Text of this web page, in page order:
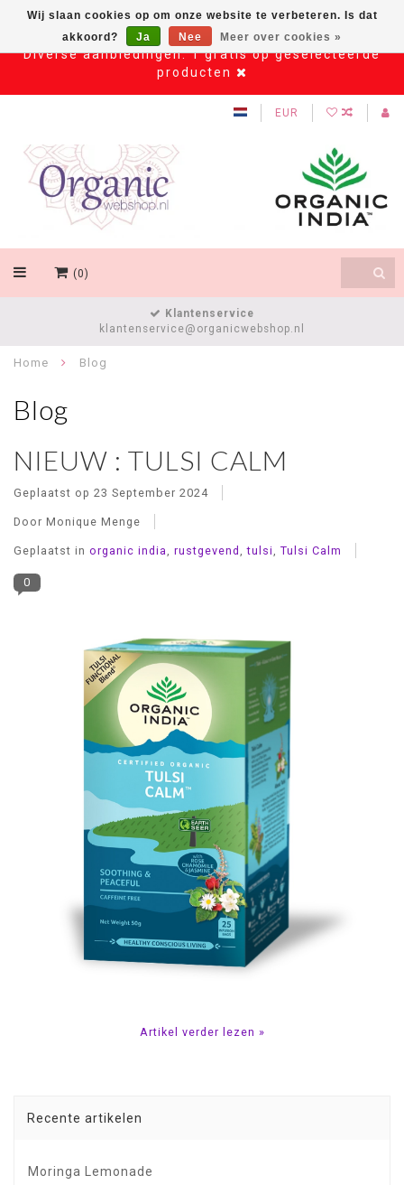
Diverse aanbiedingen: 1 gratis op geselecteerde
producten
EUR
(0)
Klantenservice
klantenservice@organicwebshop.nl
Home Blog
Blog
NIEUW : TULSI CALM
Geplaatst op 23 September 2024
Door Monique Menge
Geplaatst in organic india, rustgevend ,tulsi, Tulsi Calm
0
Artikel verder lezen »
Recente artikelen
Moringa Lemonade
Wij slaan cookies op om onze website te verbeteren. Is dat
akkoord?
Ja Nee Meer over cookies »